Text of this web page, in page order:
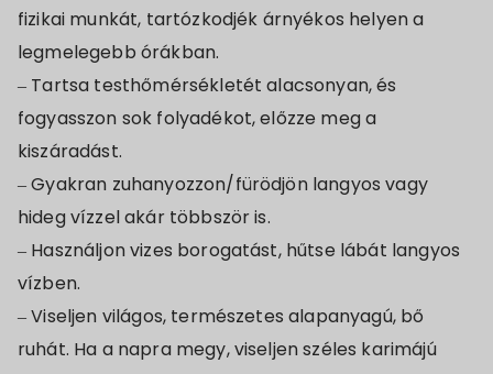
fizikai munkát, tartózkodjék árnyékos helyen a
legmelegebb órákban.
– Tartsa testhőmérsékletét alacsonyan, és
fogyasszon sok folyadékot, előzze meg a
kiszáradást.
– Gyakran zuhanyozzon/fürödjön langyos vagy
hideg vízzel akár többször is.
– Használjon vizes borogatást, hűtse lábát langyos
vízben.
– Viseljen világos, természetes alapanyagú, bő
ruhát. Ha a napra megy, viseljen széles karimájú